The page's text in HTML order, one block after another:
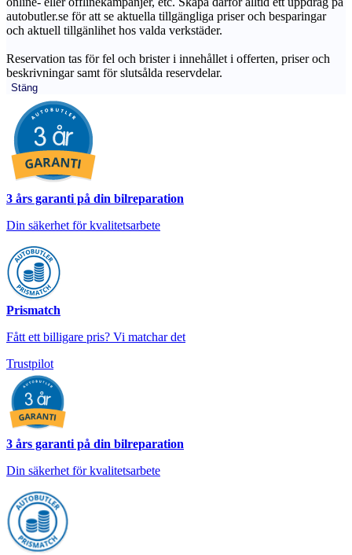
autobutler.se för att se aktuella tillgängliga priser och besparingar
och aktuell tillgänlihet hos valda verkstäder.
Reservation tas för fel och brister i innehållet i offerten, priser och
beskrivningar samt för slutsålda reservdelar.
Stäng
3 års garanti på din bilreparation
Din säkerhet för kvalitetsarbete
Prismatch
Fått ett billigare pris? Vi matchar det
Trustpilot
3 års garanti på din bilreparation
Din säkerhet för kvalitetsarbete